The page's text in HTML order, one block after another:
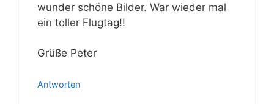
wunder schöne Bilder. War wieder mal
ein toller Flugtag!!
Grüße Peter
Antworten